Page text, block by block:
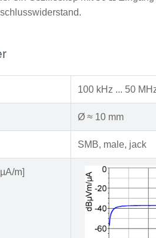
100 kHz ... 50
Ø ≈ 10 mm
SMB, male, jack
m]